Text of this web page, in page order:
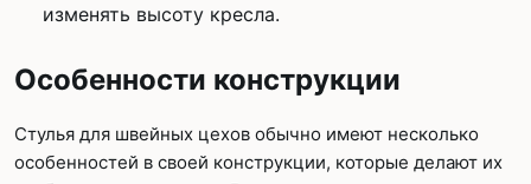
изменять высоту кресла.
Особенности конструкции
Стулья для швейных цехов обычно имеют несколько
особенностей в своей конструкции, которые делают их